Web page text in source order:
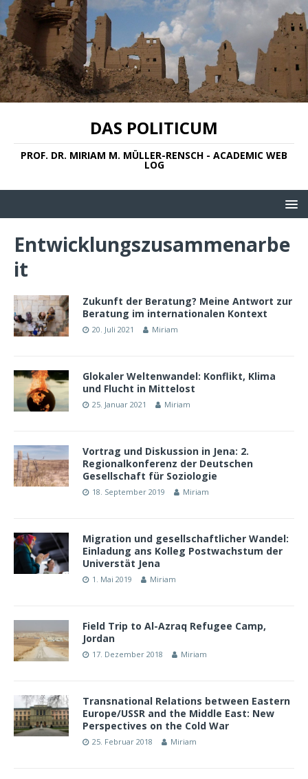
DAS POLITICUM
PROF. DR. MIRIAM M. MÜLLER-RENSCH - ACADEMIC WEB
LOG
Entwicklungszusammenarbe
it
Zukunft der Beratung? Meine Antwort zur
Beratung im internationalen Kontext
20. Juli 2021 Miriam
Glokaler Weltenwandel: Konflikt, Klima
und Flucht in Mittelost
25. Januar 2021 Miriam
Vortrag und Diskussion in Jena: 2.
Regionalkonferenz der Deutschen
Gesellschaft für Soziologie
18. September 2019 Miriam
Migration und gesellschaftlicher Wandel:
Einladung ans Kolleg Postwachstum der
Universtät Jena
1. Mai 2019 Miriam
Field Trip to Al-Azraq Refugee Camp,
Jordan
17. Dezember 2018 Miriam
Transnational Relations between Eastern
Europe/USSR and the Middle East: New
Perspectives on the Cold War
25. Februar 2018 Miriam